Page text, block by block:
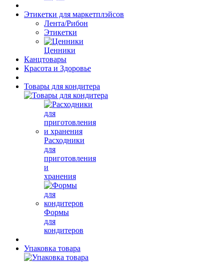
Этикетки для маркетплэйсов
Лента/Рибон
Этикетки
Ценники
Канцтовары
Красота и Здоровье
Товары для кондитера
Расходники
для
приготовления
и
хранения
Формы
для
кондитеров
Упаковка товара